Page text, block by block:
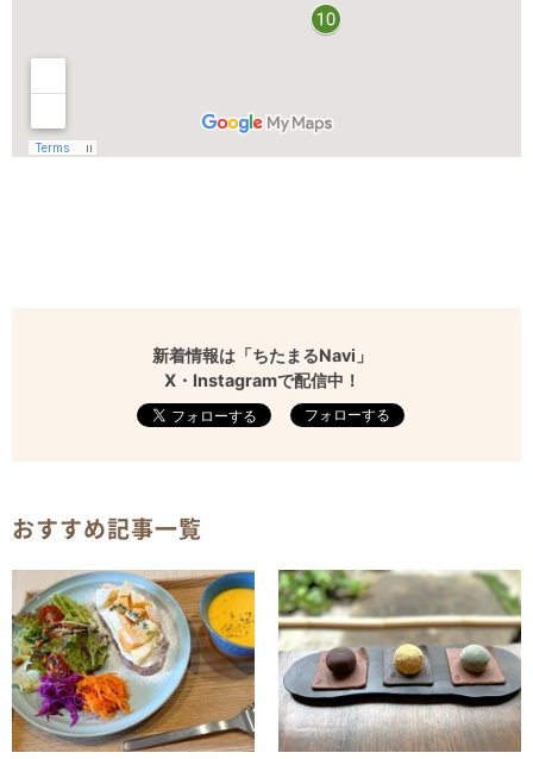
新着情報は「ちたまるNavi」
X・Instagramで配信中！
フォローする
おすすめ記事一覧